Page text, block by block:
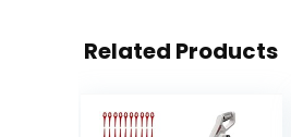
Related Products